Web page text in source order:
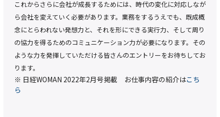
これからさらに会社が成長するためには、時代の変化に対応しなが
ら会社を変えていく必要があります。業務をするうえでも、既成概
念にとらわれない発想力と、それを形にできる実行力、そして周り
の協力を得るためのコミュニケーション力が必要になります。その
ような力を発揮していただける皆さんのエントリーをお待ちしてお
ります。
※ 日経WOMAN 2022年2月号掲載 お仕事内容の紹介はこち
ら